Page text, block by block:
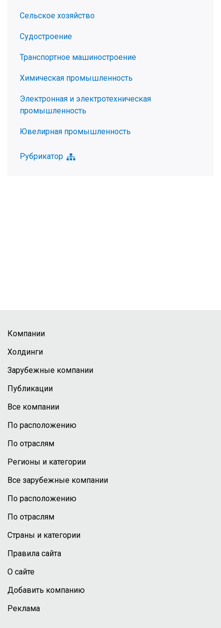
Сельское хозяйство
Судостроение
Транспортное машиностроение
Химическая промышленность
Электронная и электротехническая
промышленность
Ювелирная промышленность
Рубрикатор
Компании
Холдинги
Зарубежные компании
Публикации
Все компании
По расположению
По отраслям
Регионы и категории
Все зарубежные компании
По расположению
По отраслям
Страны и категории
Правила сайта
О сайте
Добавить компанию
Реклама